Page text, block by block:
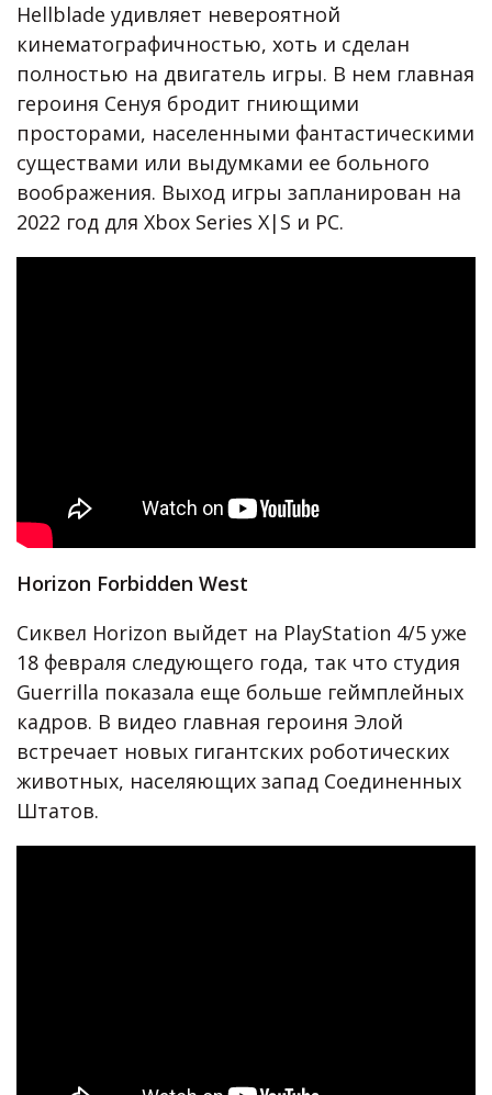
Hellblade удивляет невероятной
кинематографичностью, хоть и сделан
полностью на двигатель игры. В нем главная
героиня Сенуя бродит гниющими
просторами, населенными фантастическими
существами или выдумками ее больного
воображения. Выход игры запланирован на
2022 год для Xbox Series X|S и PC.
Horizon Forbidden West
Сиквел Horizon выйдет на PlayStation 4/5 уже
18 февраля следующего года, так что студия
Guerrilla показала еще больше геймплейных
кадров. В видео главная героиня Элой
встречает новых гигантских роботических
животных, населяющих запад Соединенных
Штатов.